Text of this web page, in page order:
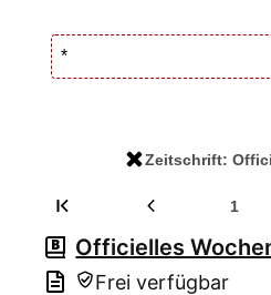
Zeitschrift:
1
Officielles
Frei verfügbar